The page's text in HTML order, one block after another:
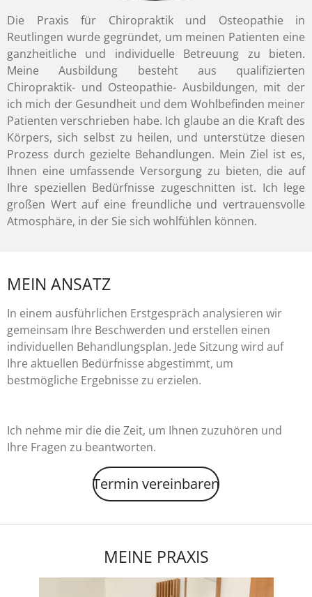
Die Praxis für Chiropraktik und Osteopathie in
Reutlingen wurde gegründet, um meinen Patienten eine
ganzheitliche und individuelle Betreuung zu bieten.
Meine Ausbildung besteht aus qualifizierten
Chiropraktik- und Osteopathie- Ausbildungen, mit der
ich mich der Gesundheit und dem Wohlbefinden meiner
Patienten verschrieben habe. Ich glaube an die Kraft des
Körpers, sich selbst zu heilen, und unterstütze diesen
Prozess durch gezielte Behandlungen. Mein Ziel ist es,
Ihnen eine umfassende Versorgung zu bieten, die auf
Ihre speziellen Bedürfnisse zugeschnitten ist. Ich lege
großen Wert auf eine freundliche und vertrauensvolle
Atmosphäre, in der Sie sich wohlfühlen können.
MEIN ANSATZ
In einem ausführlichen Erstgespräch analysieren wir
gemeinsam Ihre Beschwerden und erstellen einen
individuellen Behandlungsplan. Jede Sitzung wird auf
Ihre aktuellen Bedürfnisse abgestimmt, um
bestmögliche Ergebnisse zu erzielen.
Ich nehme mir die die Zeit, um Ihnen zuzuhören und
Ihre Fragen zu beantworten.
Termin vereinbaren
MEINE PRAXIS